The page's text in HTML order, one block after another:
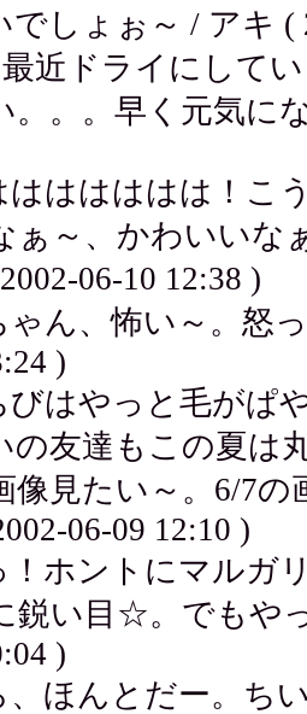
でしょぉ～ / アキ (
近ドライにしてい
。。。早く元気に
はははははは！こ
ぁ～、かわいいな
06-10 12:38 )
ゃん、怖い～。怒
)
びはやっと毛がぱ
の友達もこの夏は
像見たい～。6/7
06-09 12:10 )
！ホントにマルガ
鋭い目☆。でもや
)
、ほんとだー。ち